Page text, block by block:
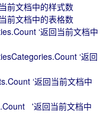
前文档中的样式数
前文档中的表格数
‘返回当前文档中
‘返回
‘返回当前文档中
'返回当前文档中